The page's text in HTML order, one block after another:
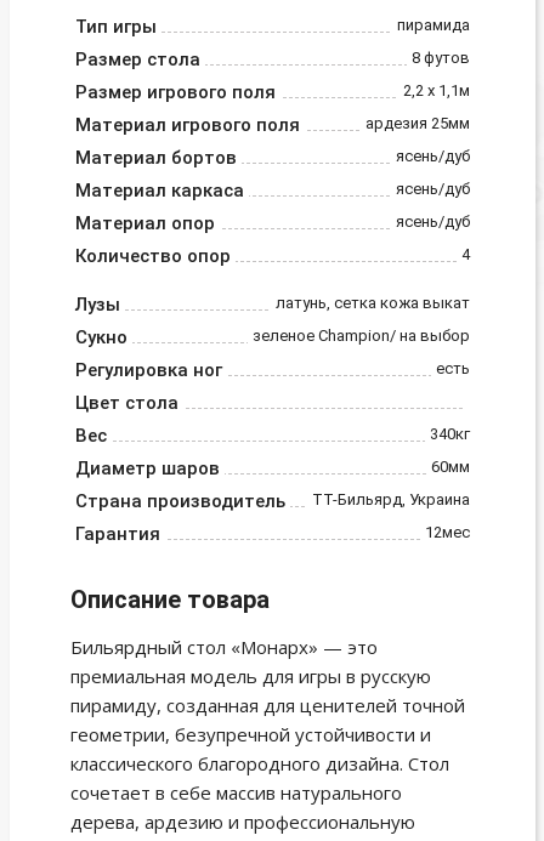
Тип игры пирамида
Размер стола 8 футов
Размер игрового поля 2,2 х 1,1м
Материал игрового поля ардезия 25мм
Материал бортов ясень/дуб
Материал каркаса ясень/дуб
Материал опор ясень/дуб
Количество опор 4
Лузы латунь, сетка кожа выкат
Сукно зеленое Champion/ на выбор
Регулировка ног есть
Цвет стола
Вес
340кг
Диаметр шаров 60мм
Страна производитель ТТ-Бильярд, Украина
Гарантия 12мес
Описание товара
Бильярдный стол «Монарх» — это
премиальная модель для игры в русскую
пирамиду, созданная для ценителей точной
геометрии, безупречной устойчивости и
классического благородного дизайна. Стол
сочетает в себе массив натурального
дерева, ардезию и профессиональную